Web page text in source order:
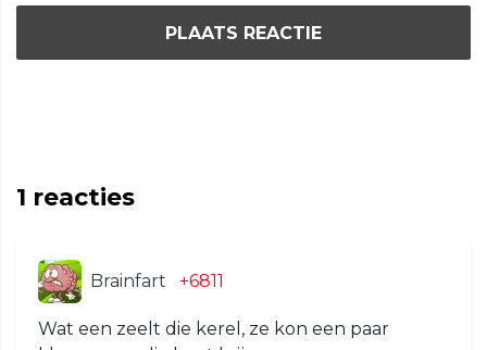
PLAATS REACTIE
1 reacties
Brainfart +6811
Wat een zeelt die kerel, ze kon een paar